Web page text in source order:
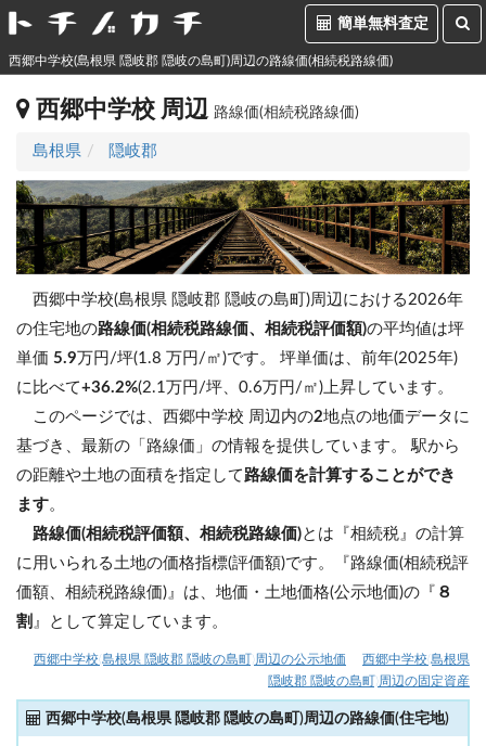
簡単無料査定
西郷中学校(島根県 隠岐郡 隠岐の島町)周辺の路線価(相続税路線価)
西郷中学校 周辺 路線価(相続税路線価)
島根県 隠岐郡
西郷中学校(島根県 隠岐郡 隠岐の島町)周辺における2026年
の住宅地の路線価(相続税路線価、相続税評価額)の平均値は坪
単価 5.9万円/坪(1.8 万円/㎡)です。 坪単価は、前年(2025年)
に比べて+36.2%(2.1万円/坪、0.6万円/㎡)上昇しています。
このページでは、西郷中学校 周辺内の2地点の地価データに
基づき、最新の「路線価」の情報を提供しています。 駅から
の距離や土地の面積を指定して 路線価を計算することができ
ます。
路線価(相続税評価額、相続税路線価)とは『相続税』の計算
に用いられる土地の価格指標(評価額)です。『路線価(相続税評
価額、相続税路線価)』は、地価・土地価格(公示地価)の『 ８
割 』として算定しています。
西郷中学校(島根県 隠岐郡 隠岐の島町)周辺の公示地価
西郷中学校(島根県
隠岐郡 隠岐の島町)周辺の固定資産
西郷中学校(島根県 隠岐郡 隠岐の島町)周辺の路線価(住宅地)